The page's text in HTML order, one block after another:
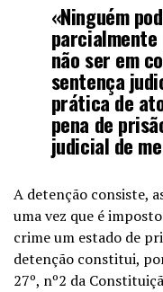
«Ninguém
parcialmente
não ser em
sentença
prática de
pena de
judicial de
A detenção consiste,
uma vez que é
crime um estado de
detenção constitui,
27º, nº2 da